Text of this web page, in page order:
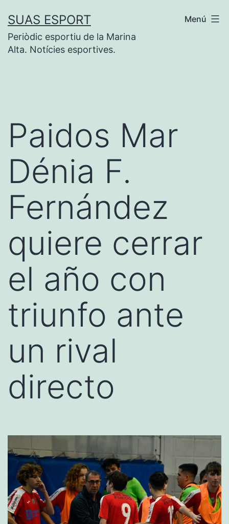
contenido
SUAS ESPORT
Periòdic esportiu de la Marina
Alta. Notícies esportives.
Menú
Paidos Mar
Dénia F.
Fernández
quiere cerrar
el año con
triunfo ante
un rival
directo